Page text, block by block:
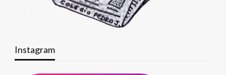
Instagram